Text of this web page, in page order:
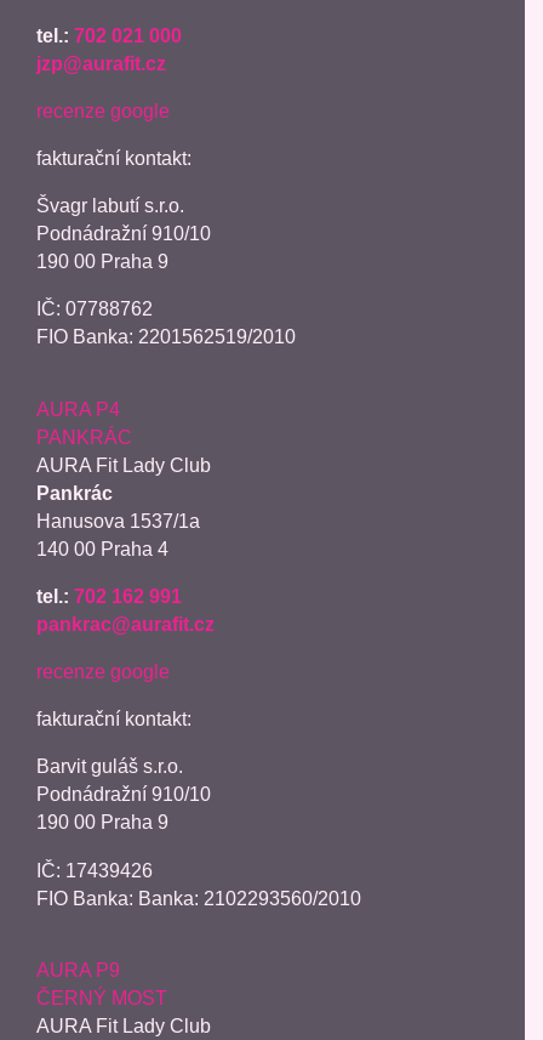
tel.: 702 021 000
jzp@aurafit.cz
recenze google
fakturační kontakt:
Švagr labutí s.r.o.
Podnádražní 910/10
190 00 Praha 9
IČ: 07788762
FIO Banka: 2201562519/2010
AURA P4
PANKRÁC
AURA Fit Lady Club
Pankrác
Hanusova 1537/1a
140 00 Praha 4
tel.: 702 162 991
pankrac@aurafit.cz
recenze google
fakturační kontakt:
Barvit guláš s.r.o.
Podnádražní 910/10
190 00 Praha 9
IČ: 17439426
FIO Banka: Banka: 2102293560/2010
AURA P9
ČERNÝ MOST
AURA Fit Lady Club